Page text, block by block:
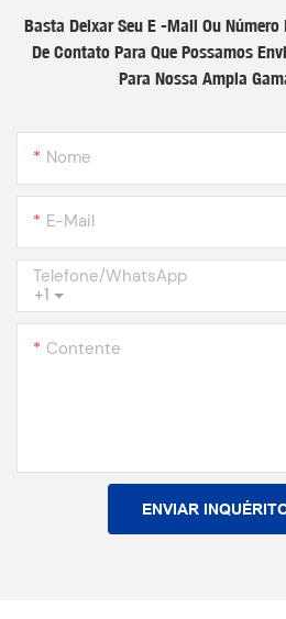
Basta Deixar Seu E -mail Ou
De Contato Para Que Possamos
Para Nossa Ampla
Nome
E-Mail
+1
Telefone/WhatsApp
Contente
ENVIAR